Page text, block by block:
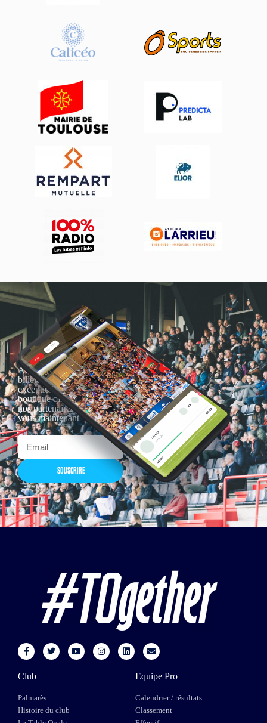
Actualités, nouveautés,
billetterie, remises
exceptionnelles dans la
boutique officielles & chez
nos partenaires… Inscrivez-
vous maintenant
SOUSCRIRE
Club
Palmarès
Histoire du club
Equipe Pro
Calendrier / résultats
Classement